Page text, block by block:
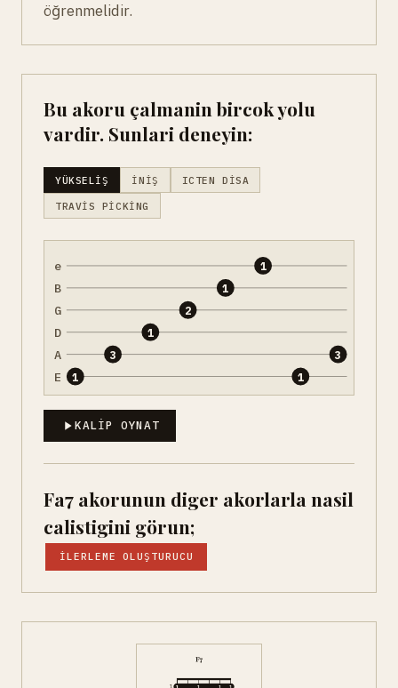
öğrenmelidir.
Bu akoru çalmanin bircok yolu
vardir. Sunlari deneyin:
YÜKSELIŞ İNIŞ ICTEN DISA
TRAVIS PICKING
e
B
G
D
A
E 1
3
1
2
1
1
1
3
KALIP OYNAT
Fa7 akorunun diger akorlarla nasil
calistigini görun;
İLERLEME OLUŞTURUCU